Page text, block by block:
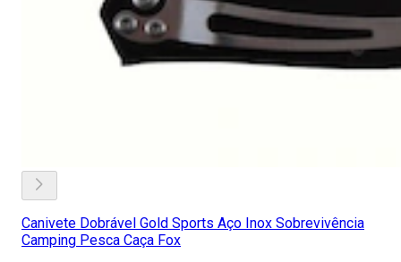
Canivete Dobrável Gold Sports Aço Inox Sobrevivência
Camping Pesca Caça Fox